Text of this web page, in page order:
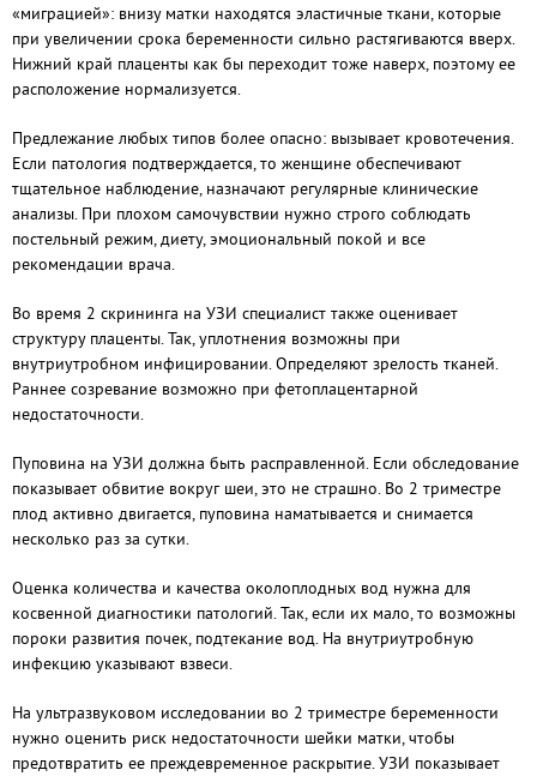
«миграцией»: внизу матки находятся эластичные ткани, которые
при увеличении срока беременности сильно растягиваются вверх.
Нижний край плаценты как бы переходит тоже наверх, поэтому ее
расположение нормализуется.
Предлежание любых типов более опасно: вызывает кровотечения.
Если патология подтверждается, то женщине обеспечивают
тщательное наблюдение, назначают регулярные клинические
анализы. При плохом самочувствии нужно строго соблюдать
постельный режим, диету, эмоциональный покой и все
рекомендации врача.
Во время 2 скрининга на УЗИ специалист также оценивает
структуру плаценты. Так, уплотнения возможны при
внутриутробном инфицировании. Определяют зрелость тканей.
Раннее созревание возможно при фетоплацентарной
недостаточности.
Пуповина на УЗИ должна быть расправленной. Если обследование
показывает обвитие вокруг шеи, это не страшно. Во 2 триместре
плод активно двигается, пуповина наматывается и снимается
несколько раз за сутки.
Оценка количества и качества околоплодных вод нужна для
косвенной диагностики патологий. Так, если их мало, то возможны
пороки развития почек, подтекание вод. На внутриутробную
инфекцию указывают взвеси.
На ультразвуковом исследовании во 2 триместре беременности
нужно оценить риск недостаточности шейки матки, чтобы
предотвратить ее преждевременное раскрытие. УЗИ показывает